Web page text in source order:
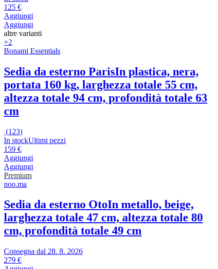
125 €
Aggiungi
Aggiungi
altre varianti
+2
Bonami Essentials
Sedia da esterno ParisIn plastica, nera,
portata 160 kg, larghezza totale 55 cm,
altezza totale 94 cm, profondità totale 63
cm
(123)
In stockUltimi pezzi
159 €
Aggiungi
Aggiungi
Premium
noo.ma
Sedia da esterno OtoIn metallo, beige,
larghezza totale 47 cm, altezza totale 80
cm, profondità totale 49 cm
Consegna dal 28. 8. 2026
279 €